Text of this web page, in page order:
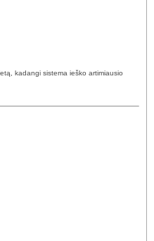
kadangi sistema ieško artimiausio